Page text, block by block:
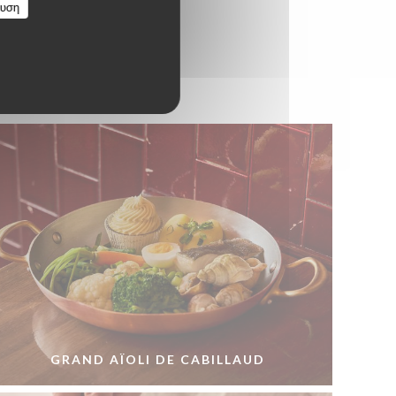
GRAND AÏOLI DE CABILLAUD